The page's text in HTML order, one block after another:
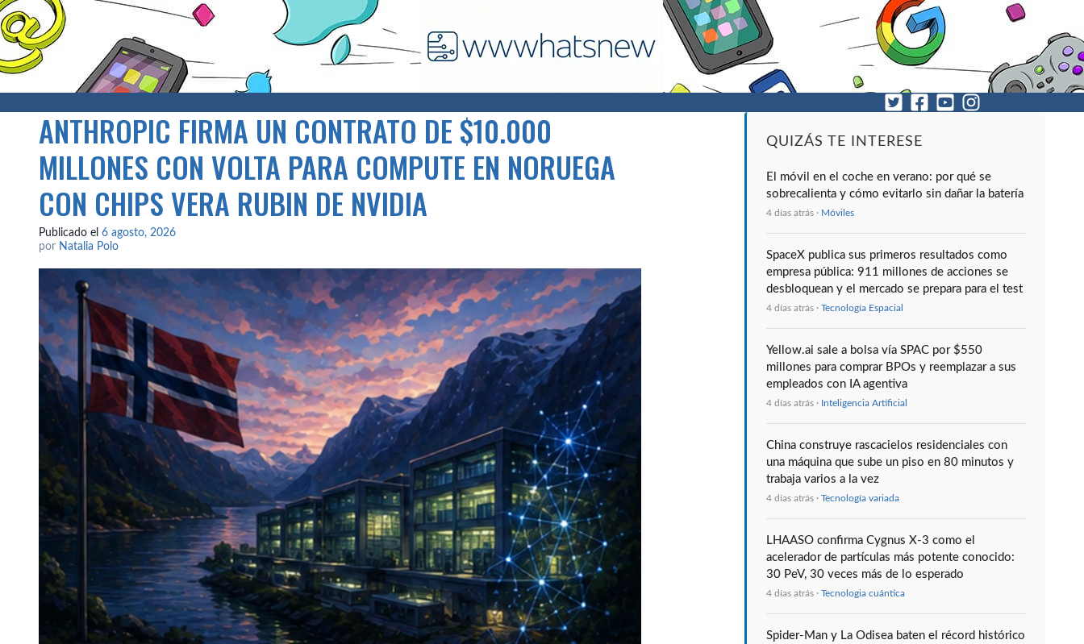
ANTHROPIC FIRMA UN CONTRATO DE $10.000
MILLONES CON VOLTA PARA COMPUTE EN NORUEGA
CON CHIPS VERA RUBIN DE NVIDIA
Publicado el 6 agosto, 2026
por Natalia Polo
QUIZÁS TE INTERESE
El móvil en el coche en verano: por qué se
sobrecalienta y cómo evitarlo sin dañar la batería
4 días atrás · Móviles
SpaceX publica sus primeros resultados como
empresa pública: 911 millones de acciones se
desbloquean y el mercado se prepara para el test
4 días atrás · Tecnología Espacial
Yellow.ai sale a bolsa vía SPAC por $550
millones para comprar BPOs y reemplazar a sus
empleados con IA agentiva
4 días atrás · Inteligencia Artificial
China construye rascacielos residenciales con
una máquina que sube un piso en 80 minutos y
trabaja varios a la vez
4 días atrás · Tecnología variada
LHAASO confirma Cygnus X-3 como el
acelerador de partículas más potente conocido:
30 PeV, 30 veces más de lo esperado
4 días atrás · Tecnologia cuántica
Spider-Man y La Odisea baten el récord histórico